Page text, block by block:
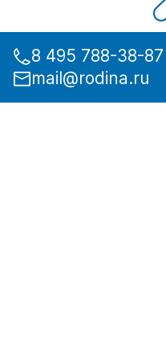
8 495 788-38-87
mail@rodina.ru